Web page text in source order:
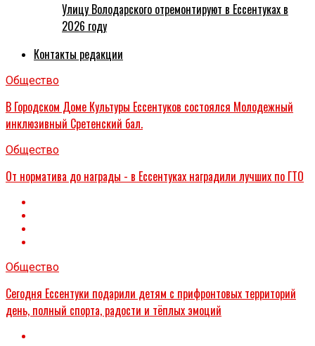
Улицу Володарского отремонтируют в Ессентуках в
2026 году
Контакты редакции
Общество
В Городском Доме Культуры Ессентуков состоялся Молодежный
инклюзивный Сретенский бал.
Общество
От норматива до награды - в Ессентуках наградили лучших по ГТО
Общество
Сегодня Ессентуки подарили детям с прифронтовых территорий
день, полный спорта, радости и тёплых эмоций